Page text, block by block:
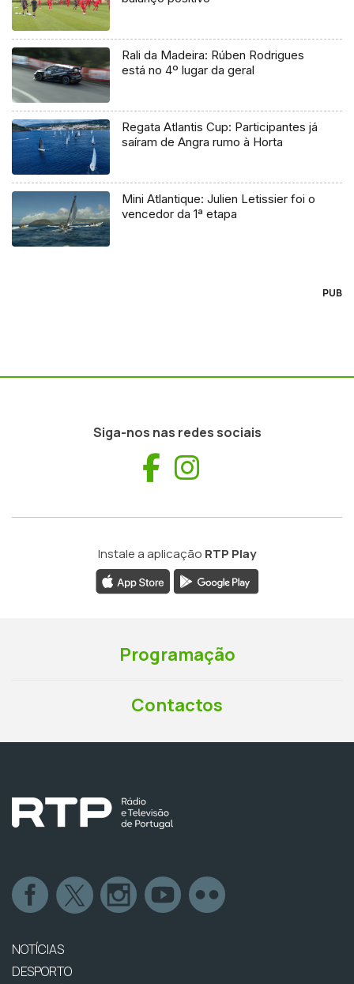
Rali da Madeira: Rúben Rodrigues
está no 4º lugar da geral
Regata Atlantis Cup: Participantes já
saíram de Angra rumo à Horta
Mini Atlantique: Julien Letissier foi o
vencedor da 1ª etapa
PUB
Siga-nos nas redes sociais
Facebook
Instale a aplicação RTP Play
Programação
Contactos
NOTÍCIAS
DESPORTO